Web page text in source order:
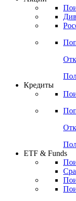
Кредиты
ETF & Funds